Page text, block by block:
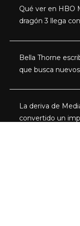
Qué ver en HBO
dragón 3 llega
Bella Thorne
que busca
La deriva de
convertido un